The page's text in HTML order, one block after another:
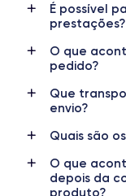
Caméra
Résolution vidéo
4K - 3840x2160px
3046 mAh
Réseau mobile
LTE/4G
É possível
prestações?
O que
pedido?
Que
envio?
Quais são
O que
depois da
produto?